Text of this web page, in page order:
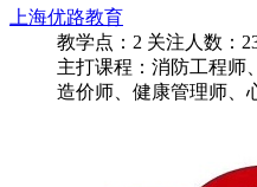
上海优路教育
教学点： 2 关注人数：
主打课程：消防工程师
造价师、健康管理师、